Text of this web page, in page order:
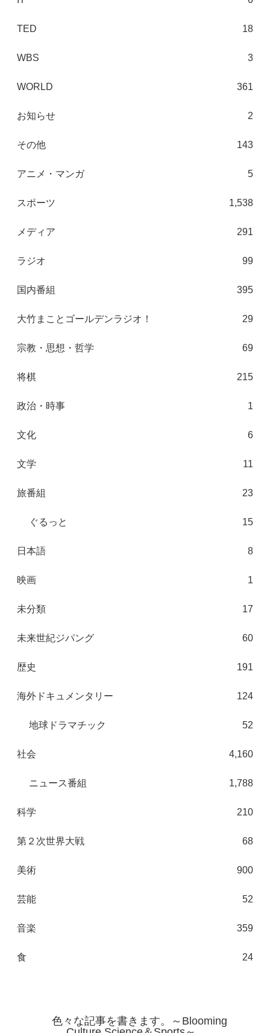
TED 18
WBS 3
WORLD 361
お知らせ 2
その他 143
アニメ・マンガ 5
スポーツ 1,538
メディア 291
ラジオ 99
国内番組 395
大竹まことゴールデンラジオ！ 29
宗教・思想・哲学 69
将棋 215
政治・時事 1
文化 6
文学 11
旅番組 23
ぐるっと 15
日本語 8
映画 1
未分類 17
未来世紀ジパング 60
歴史 191
海外ドキュメンタリー 124
地球ドラマチック 52
社会 4,160
ニュース番組 1,788
科学 210
第２次世界大戦 68
美術 900
芸能 52
音楽 359
食 24
色々な記事を書きます。～Blooming